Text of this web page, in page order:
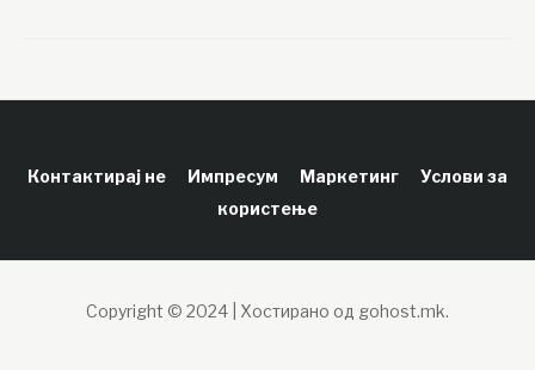
Контактирај не Импресум Маркетинг
Услови за
користење
Copyright © 2024 | Хостирано од gohost.mk.